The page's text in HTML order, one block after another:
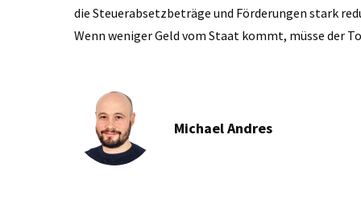
die Steuerabsetzbeträge und Förderungen stark
Wenn weniger Geld vom Staat kommt, müsse der
Michael Andres